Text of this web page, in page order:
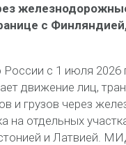
с
России с 1 июля 2026
движение лиц,
и грузов через
на отдельных
и Латвией.